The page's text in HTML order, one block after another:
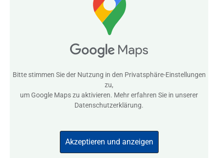
Bitte stimmen Sie der Nutzung in den Privatsphäre-Einstellungen
zu,
um Google Maps zu aktivieren. Mehr erfahren Sie in unserer
Datenschutzerklärung.
Akzeptieren und anzeigen